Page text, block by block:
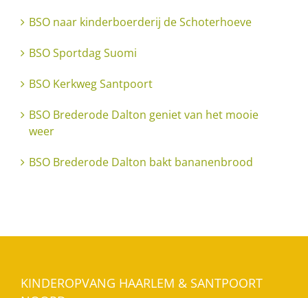
BSO naar kinderboerderij de Schoterhoeve
BSO Sportdag Suomi
BSO Kerkweg Santpoort
BSO Brederode Dalton geniet van het mooie
weer
BSO Brederode Dalton bakt bananenbrood
KINDEROPVANG HAARLEM & SANTPOORT